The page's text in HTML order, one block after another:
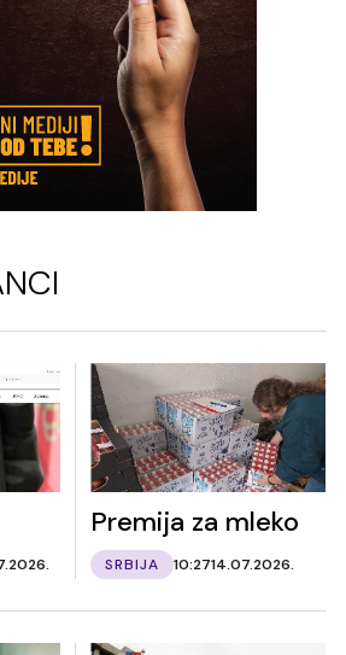
Premija za mleko
SRBIJA 10:2714.07.2026.